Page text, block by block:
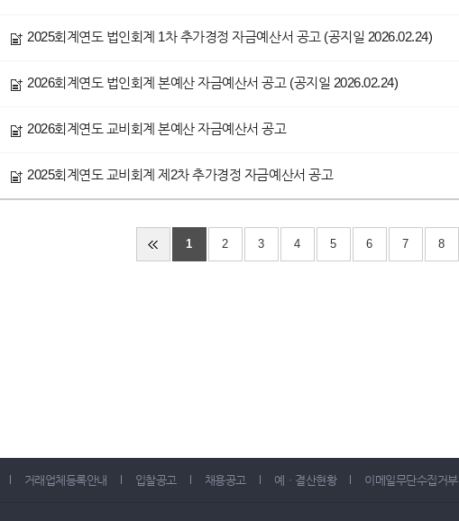
2025회계연도 법인회계 1차 추가경정 자금예산서 공고 (공지일 2026.02.24)
2026회계연도 법인회계 본예산 자금예산서 공고 (공지일 2026.02.24)
2026회계연도 교비회계 본예산 자금예산서 공고
2025회계연도 교비회계 제2차 추가경정 자금예산서 공고
1 2 3 4 5 6 7 8
거래업체등록안내 입찰공고 채용공고 예ㆍ결산현황 이메일무단수집거부